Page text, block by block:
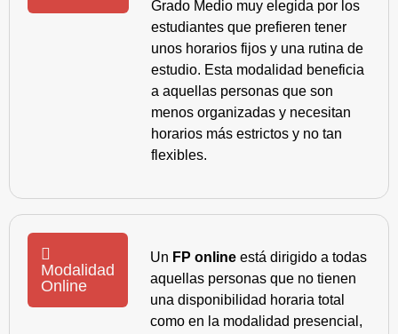
Grado Medio muy elegida por los
estudiantes que prefieren tener
unos horarios fijos y una rutina de
estudio. Esta modalidad beneficia
a aquellas personas que son
menos organizadas y necesitan
horarios más estrictos y no tan
flexibles.
Modalidad
Online
Un FP online está dirigido a todas
aquellas personas que no tienen
una disponibilidad horaria total
como en la modalidad presencial,